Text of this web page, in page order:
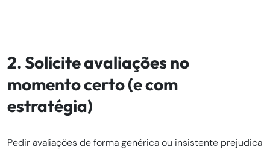
2. Solicite avaliações no
momento certo (e com
estratégia)
Pedir avaliações de forma genérica ou insistente prejudica